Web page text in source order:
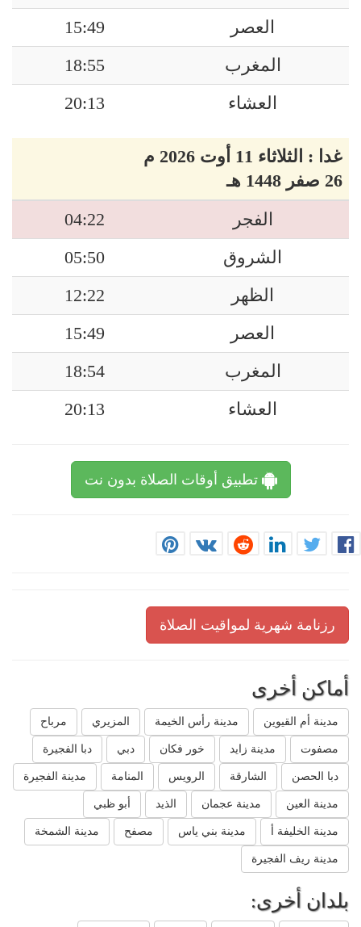
العصر
15:49
المغرب
18:55
العشاء
20:13
غدا : الثلاثاء 11 أوت 2026 م
26 صفر 1448 هـ
الفجر
04:22
الشروق
05:50
الظهر
12:22
العصر
15:49
المغرب
18:54
العشاء
20:13
تطبيق أوقات الصلاة بدون نت
رزنامة شهرية لمواقيت الصلاة
أماكن أخرى
مدينة أم القيوين مدينة رأس الخيمة المزيري مرباح
مصفوت مدينة زايد خور فكان دبي دبا الفجيرة
دبا الحصن الشارقة الرويس المنامة مدينة الفجيرة
مدينة العين مدينة عجمان الذيد أبو ظبي
مدينة الخليفة أ مدينة بني ياس مصفح مدينة الشمخة
مدينة ريف الفجيرة
بلدان أخرى: